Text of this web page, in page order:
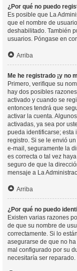
¿Por qué no puedo
Es posible que La
que el nombre de
deshabilitado. También
usuarios. Póngase en
Arriba
Me he registrado ¡y no
Primero, verifique su
hay dos posibles
activado y cuando se
entonces tendrá que
activar la cuenta.
activadas, ya sea por
pueda identificarse; esta
registro. Si se le envió
e-mail, seguramente la
es correcta o tal vez
seguro de que la
mensaje a La
Arriba
¿Por qué no puedo
Existen varias razones
de que su nombre de
correctamente. Si lo
asegurarse de que no
mal configurado por su
necesitaría ser reparado.